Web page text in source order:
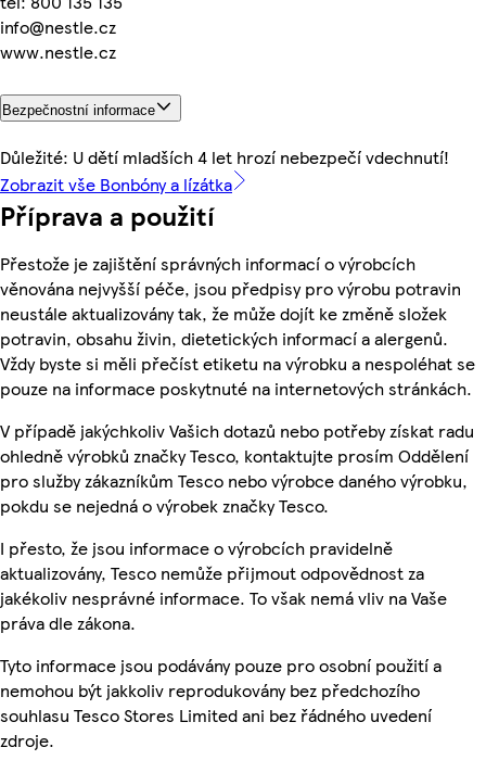
info@nestle.cz
www.nestle.cz
Bezpečnostní informace
Důležité: U dětí mladších 4 let hrozí nebezpečí vdechnutí!
Zobrazit vše Bonbóny a lízátka
Příprava a použití
Přestože je zajištění správných informací o výrobcích
věnována nejvyšší péče, jsou předpisy pro výrobu potravin
neustále aktualizovány tak, že může dojít ke změně složek
potravin, obsahu živin, dietetických informací a alergenů.
Vždy byste si měli přečíst etiketu na výrobku a nespoléhat se
pouze na informace poskytnuté na internetových stránkách.
V případě jakýchkoliv Vašich dotazů nebo potřeby získat radu
ohledně výrobků značky Tesco, kontaktujte prosím Oddělení
pro služby zákazníkům Tesco nebo výrobce daného výrobku,
pokdu se nejedná o výrobek značky Tesco.
I přesto, že jsou informace o výrobcích pravidelně
aktualizovány, Tesco nemůže přijmout odpovědnost za
jakékoliv nesprávné informace. To však nemá vliv na Vaše
práva dle zákona.
Tyto informace jsou podávány pouze pro osobní použití a
nemohou být jakkoliv reprodukovány bez předchozího
souhlasu Tesco Stores Limited ani bez řádného uvedení
zdroje.